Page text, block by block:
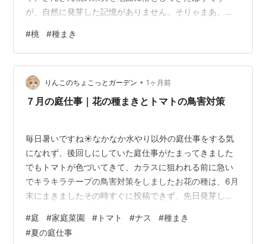
が、自然に発芽した記憶がありません。そりゃまあ、望
ててもすぐ対処して忘れてる可能性もありますけども。
ホイホイ増えるものではないことは確かなので、確実性
を上げることにしました。 発芽してくれないと始まりま
せんからね！ 金槌とマイナスドライバーを持ち出して、
トンカントンカンパキッと割りました。 割る前 / 割った
#桃 #種まき
りんこのちょこっとガーデン • 1ヶ月前
７月の庭仕事｜花の種まきとトマトの鳥害対策
毎日暑いですね☀️なかなか水やり以外の庭仕事をする気
になれず、後回しにしていた庭仕事がたまってきました
でもトマトが色づいてきて、カラスに狙われる前に急い
でキラキラテープの鳥害対策をしましたお花の種は、6月
末にまきましたその時すぐに投稿できず、先日発芽した
５月にクラピアの苗を買ったとき、同じ楽天市場のショ
ップで種も一緒に買いました 『昼咲月見草』は、前に街
#庭 #家庭菜園 # トマト #ナス #種まき
#夏の庭仕事